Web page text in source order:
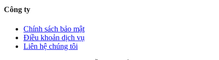
Công ty
Chính sách bảo mật
Điều khoản dịch vụ
Liên hệ chúng tôi